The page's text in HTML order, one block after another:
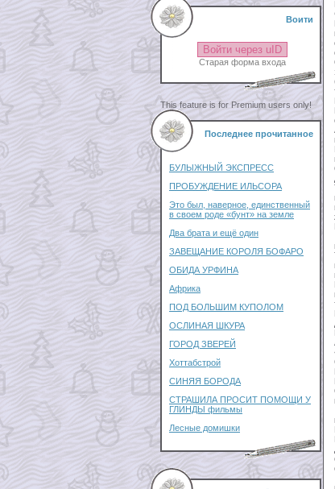
Воити
Войти через uID
Старая форма входа
This feature is for Premium users only!
Последнее прочитанное
БУЛЫЖНЫЙ ЭКСПРЕСС
ПРОБУЖДЕНИЕ ИЛЬСОРА
Это был, наверное, единственный
в своем роде «бунт» на земле
Два брата и ещё один
ЗАВЕЩАНИЕ КОРОЛЯ БОФАРО
ОБИДА УРФИНА
Африка
ПОД БОЛЬШИМ КУПОЛОМ
ОСЛИНАЯ ШКУРА
ГОРОД ЗВЕРЕЙ
Хоттабстрой
СИНЯЯ БОРОДА
СТРАШИЛА ПРОСИТ ПОМОЩИ У
ГЛИНДЫ фильмы
Лесные домишки